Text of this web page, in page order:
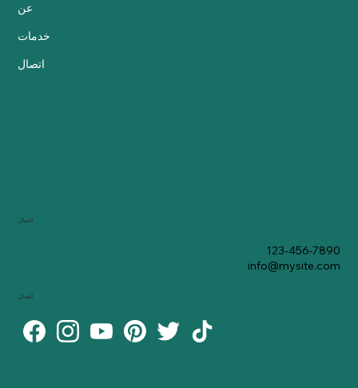
عن
خدمات
اتصال
اتصال
123-456-7890
info@mysite.com
اتصال